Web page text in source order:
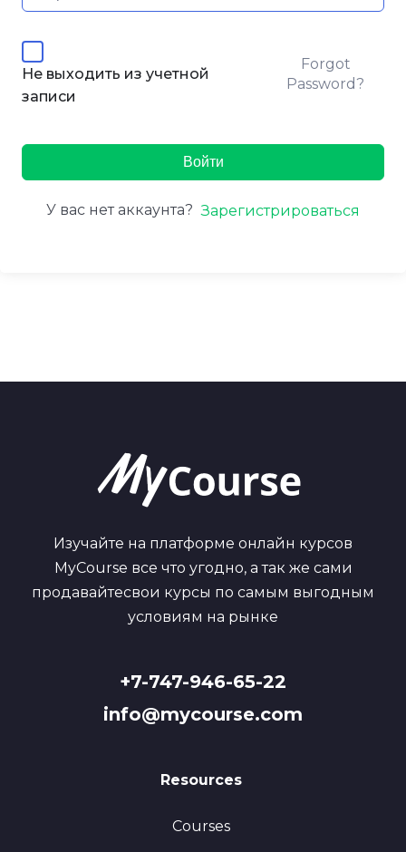
Не выходить из учетной
записи
Forgot
Password?
Войти
У вас нет аккаунта? Зарегистрироваться
Изучайте на платформе онлайн курсов
MyCourse все что угодно, а так же сами
продавайтесвои курсы по самым выгодным
условиям на рынке
+7-747-946-65-22
info@mycourse.com
Resources
Courses